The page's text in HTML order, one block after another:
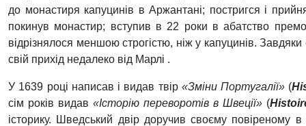
до монастиря капуцинів в Аржантані; постригся і
покинув монастир; вступив в 22 роки в абатство
відрізнялося меншою строгістю, ніж у капуцинів.
свій прихід недалеко від Марлі .
У 1639 році написав і видав твір «Зміни Португалії» (
сім років видав «Історію переворотів в Швеції»(
історику. Шведський двір доручив своєму повіреному